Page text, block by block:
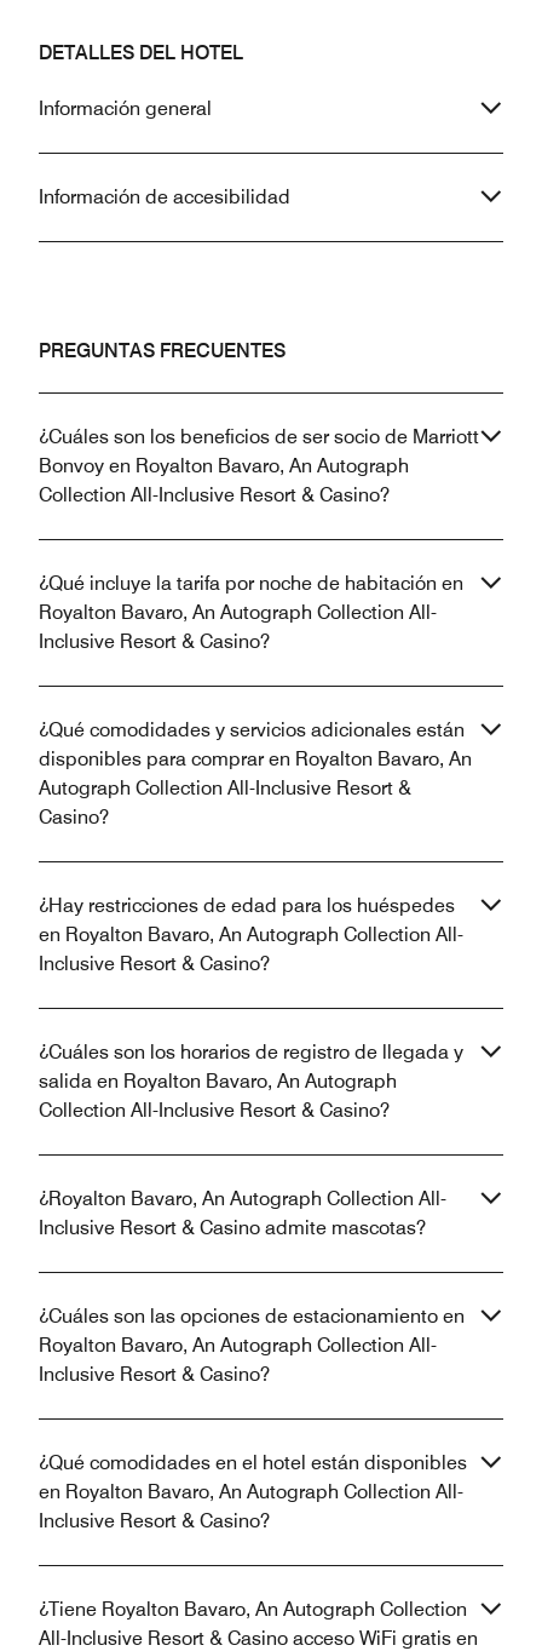
DETALLES DEL HOTEL
Información general
Información de accesibilidad
PREGUNTAS FRECUENTES
¿Cuáles son los beneficios de ser socio de Marriott
Bonvoy en Royalton Bavaro, An Autograph
Collection All-Inclusive Resort & Casino?
¿Qué incluye la tarifa por noche de habitación en
Royalton Bavaro, An Autograph Collection All-
Inclusive Resort & Casino?
¿Qué comodidades y servicios adicionales están
disponibles para comprar en Royalton Bavaro, An
Autograph Collection All-Inclusive Resort &
Casino?
¿Hay restricciones de edad para los huéspedes
en Royalton Bavaro, An Autograph Collection All-
Inclusive Resort & Casino?
¿Cuáles son los horarios de registro de llegada y
salida en Royalton Bavaro, An Autograph
Collection All-Inclusive Resort & Casino?
¿Royalton Bavaro, An Autograph Collection All-
Inclusive Resort & Casino admite mascotas?
¿Cuáles son las opciones de estacionamiento en
Royalton Bavaro, An Autograph Collection All-
Inclusive Resort & Casino?
¿Qué comodidades en el hotel están disponibles
en Royalton Bavaro, An Autograph Collection All-
Inclusive Resort & Casino?
¿Tiene Royalton Bavaro, An Autograph Collection
All-Inclusive Resort & Casino acceso WiFi gratis en